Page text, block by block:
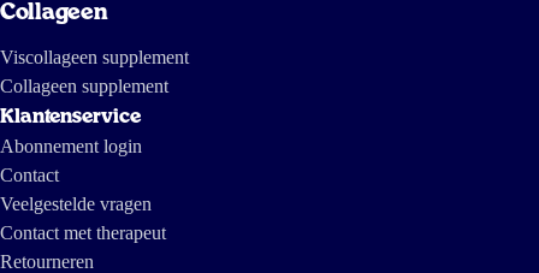
Collageen
Viscollageen supplement
Collageen supplement
Klantenservice
Abonnement login
Contact
Veelgestelde vragen
Contact met therapeut
Retourneren